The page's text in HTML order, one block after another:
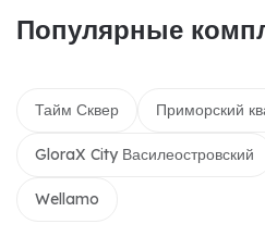
Популярные
Тайм Сквер Приморский
GloraX City Василеостровский
Wellamo